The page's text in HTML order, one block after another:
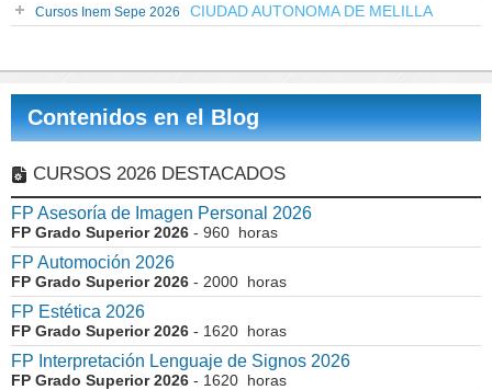
Cursos Inem Sepe 2026 CIUDAD AUTONOMA DE MELILLA
Contenidos en el Blog
CURSOS 2026 DESTACADOS
FP Asesoría de Imagen Personal 2026
FP Grado Superior 2026 - 960 horas
FP Automoción 2026
FP Grado Superior 2026 - 2000 horas
FP Estética 2026
FP Grado Superior 2026 - 1620 horas
FP Interpretación Lenguaje de Signos 2026
FP Grado Superior 2026 - 1620 horas